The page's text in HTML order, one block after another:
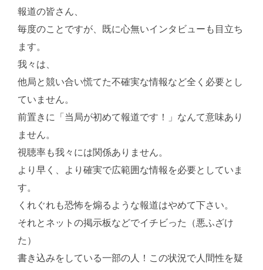
報道の皆さん、
毎度のことですが、既に心無いインタビューも目立ち
ます。
我々は、
他局と競い合い慌てた不確実な情報など全く必要とし
ていません。
前置きに「当局が初めて報道です！」なんて意味あり
ません。
視聴率も我々には関係ありません。
より早く、より確実で広範囲な情報を必要としていま
す。
くれぐれも恐怖を煽るような報道はやめて下さい。
それとネットの掲示板などでイチビった（悪ふざけ
た）
書き込みをしている一部の人！この状況で人間性を疑